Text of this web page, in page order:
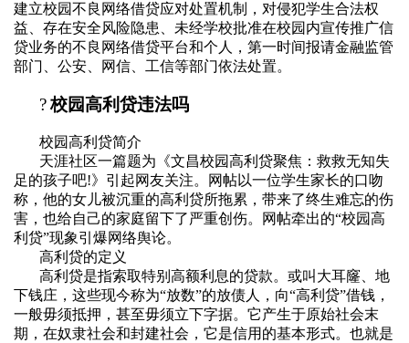
建立校园不良网络借贷应对处置机制，对侵犯学生合法权
益、存在安全风险隐患、未经学校批准在校园内宣传推广信
贷业务的不良网络借贷平台和个人，第一时间报请金融监管
部门、公安、网信、工信等部门依法处置。
?校园高利贷违法吗
校园高利贷简介
天涯社区一篇题为《文昌校园高利贷聚焦：救救无知失
足的孩子吧!》引起网友关注。网帖以一位学生家长的口吻
称，他的女儿被沉重的高利贷所拖累，带来了终生难忘的伤
害，也给自己的家庭留下了严重创伤。网帖牵出的“校园高
利贷”现象引爆网络舆论。
高利贷的定义
高利贷是指索取特别高额利息的贷款。或叫大耳窿、地
下钱庄，这些现今称为“放数”的放债人，向“高利贷”借钱，
一般毋须抵押，甚至毋须立下字据。它产生于原始社会末
期，在奴隶社会和封建社会，它是信用的基本形式。也就是